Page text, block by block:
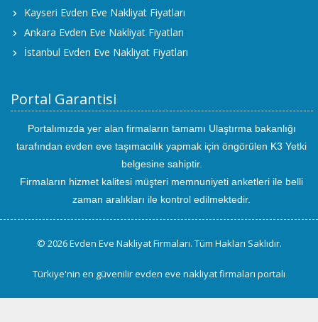
Kayseri Evden Eve Nakliyat Fiyatları
Ankara Evden Eve Nakliyat Fiyatları
İstanbul Evden Eve Nakliyat Fiyatları
Portal Garantisi
Portalımızda yer alan firmaların tamamı Ulaştırma bakanlığı
tarafından evden eve taşımacılık yapmak için öngörülen K3 Yetki
belgesine sahiptir.
Firmaların hizmet kalitesi müşteri memnuniyeti anketleri ile belli
zaman aralıkları ile kontrol edilmektedir.
© 2026 Evden Eve Nakliyat Firmaları. Tüm Hakları Saklıdır.
Türkiye'nin en güvenilir evden eve nakliyat firmaları portalı